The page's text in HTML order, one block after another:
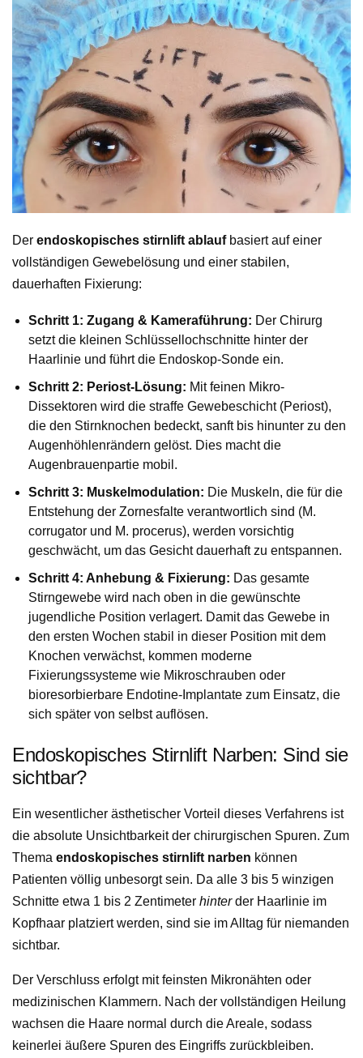
Der endoskopisches stirnlift ablaufbasiert auf einer
vollständigen Gewebelösung und einer stabilen,
dauerhaften Fixierung:
Schritt 1: Zugang & Kameraführung: Der Chirurg
setzt die kleinen Schlüssellochschnitte hinter der
Haarlinie und führt die Endoskop-Sonde ein.
Schritt 2: Periost-Lösung: Mit feinen Mikro-
Dissektoren wird die straffe Gewebeschicht (Periost),
die den Stirnknochen bedeckt, sanft bis hinunter zu den
Augenhöhlenrändern gelöst. Dies macht die
Augenbrauenpartie mobil.
Schritt 3: Muskelmodulation: Die Muskeln, die für die
Entstehung der Zornesfalte verantwortlich sind (M.
corrugator und M. procerus), werden vorsichtig
geschwächt, um das Gesicht dauerhaft zu entspannen.
Schritt 4: Anhebung & Fixierung: Das gesamte
Stirngewebe wird nach oben in die gewünschte
jugendliche Position verlagert. Damit das Gewebe in
den ersten Wochen stabil in dieser Position mit dem
Knochen verwächst, kommen moderne
Fixierungssysteme wie Mikroschrauben oder
bioresorbierbare Endotine-Implantate zum Einsatz, die
sich später von selbst auflösen.
Endoskopisches Stirnlift Narben: Sind sie
sichtbar?
Ein wesentlicher ästhetischer Vorteil dieses Verfahrens ist
die absolute Unsichtbarkeit der chirurgischen Spuren. Zum
Thema endoskopisches stirnlift narben können
Patienten völlig unbesorgt sein. Da alle 3 bis 5 winzigen
Schnitte etwa 1 bis 2 Zentimeter hinterder Haarlinie im
Kopfhaar platziert werden, sind sie im Alltag für niemanden
sichtbar.
Der Verschluss erfolgt mit feinsten Mikronähten oder
medizinischen Klammern. Nach der vollständigen Heilung
wachsen die Haare normal durch die Areale, sodass
keinerlei äußere Spuren des Eingriffs zurückbleiben.